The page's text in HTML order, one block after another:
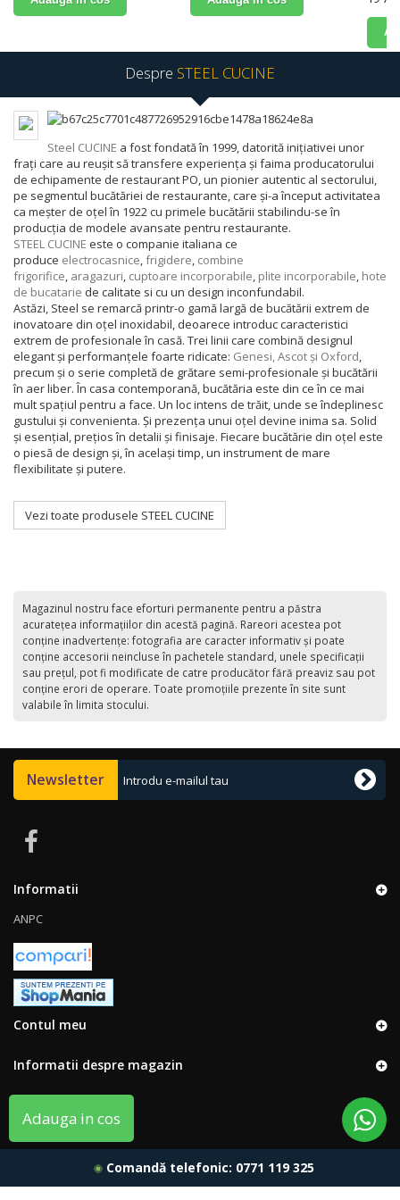
Adauga in cos
Despre STEEL CUCINE
Steel CUCINE a fost fondată în 1999, datorită inițiativei unor
frați care au reușit să transfere experiența și faima producatorului
de echipamente de restaurant PO, un pionier autentic al sectorului,
pe segmentul bucătăriei de restaurante, care și-a început activitatea
ca meșter de oțel în 1922 cu primele bucătării stabilindu-se în
producția de modele avansate pentru restaurante.
STEEL CUCINE este o companie italiana ce
produce electrocasnice,frigidere, combine
frigorifice, aragazuri, cuptoare incorporabile, plite incorporabile, hote
de bucatarie de calitate si cu un design inconfundabil.
Astăzi, Steel se remarcă printr-o gamă largă de bucătării extrem de
inovatoare din oțel inoxidabil, deoarece introduc caracteristici
extrem de profesionale în casă. Trei linii care combină designul
elegant și performanțele foarte ridicate: Genesi, Ascot și Oxford,
precum și o serie completă de grătare semi-profesionale și bucătării
în aer liber. În casa contemporană, bucătăria este din ce în ce mai
mult spațiul pentru a face. Un loc intens de trăit, unde se îndeplinesc
gustului și convenienta. Și prezența unui oțel devine inima sa. Solid
și esențial, prețios în detalii și finisaje. Fiecare bucătărie din oțel este
o piesă de design și, în același timp, un instrument de mare
flexibilitate și putere.
Vezi toate produsele STEEL CUCINE
Magazinul nostru face eforturi permanente pentru a păstra
acurateţea informaţiilor din acestă pagină. Rareori acestea pot
conţine inadvertenţe: fotografia are caracter informativ şi poate
conţine accesorii neincluse în pachetele standard, unele specificaţii
sau preţul, pot fi modificate de catre producător fără preaviz sau pot
conţine erori de operare. Toate promoţiile prezente în site sunt
valabile în limita stocului.
Newsletter
Informatii
ANPC
Contul meu
Informatii despre magazin
Comandă telefonic: 0771 119 325